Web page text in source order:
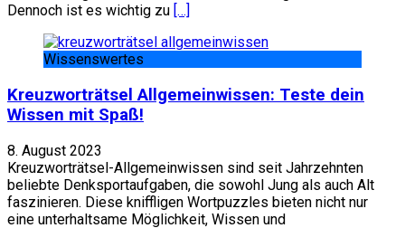
Dennoch ist es wichtig zu […]
Wissenswertes
Kreuzworträtsel Allgemeinwissen: Teste dein
Wissen mit Spaß!
8. August 2023
Kreuzworträtsel-Allgemeinwissen sind seit Jahrzehnten
beliebte Denksportaufgaben, die sowohl Jung als auch Alt
faszinieren. Diese kniffligen Wortpuzzles bieten nicht nur
eine unterhaltsame Möglichkeit, Wissen und